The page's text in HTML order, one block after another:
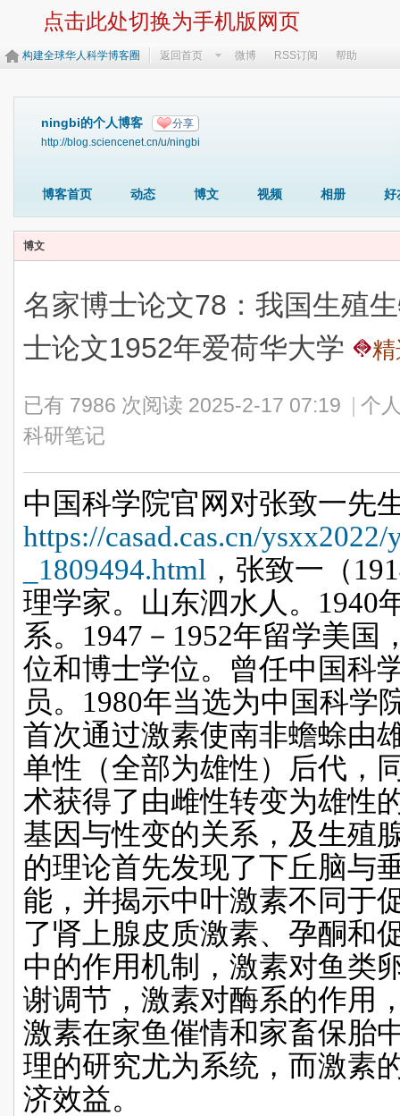
点击此处切换为手机版网页
构建全球华人科学博客圈 返回首页 微博 RSS订阅 帮助
ningbi的个人博客 分享
http://blog.sciencenet.cn/u/ningbi
博客首页 动态 博文 视频 相册 好
博文
名家博士论文78：我国生殖
士论文1952年爱荷华大学
已有 7986 次阅读 2025-2-17 07:19
个
科研笔记
中国科学院官网对张致一先
https://casad.cas.cn/
_1809494.html ，张致一（
理学家。山东泗水人。 1940
系。 1947 － 1952年留学美国
位和博士学位。曾任中国科
员。 1980年当选为中国科学
首次通过激素使南非蟾蜍由
单性（全部为雄性）后代，
术获得了由雌性转变为雄性
基因与性变的关系，及生殖
的理论首先发现了下丘脑与
能，并揭示中叶激素不同于
了肾上腺皮质激素、孕酮和
中的作用机制，激素对鱼类
谢调节，激素对酶系的作用
激素在家鱼催情和家畜保胎
理的研究尤为系统，而激素
济效益。